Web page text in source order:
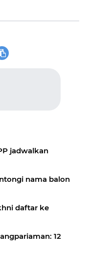
jadwalkan
nama balon
daftar ke
12